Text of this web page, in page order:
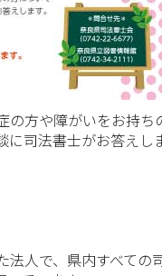
方や障がいをお持ち
司法書士がお答えし
人で、県内すべての